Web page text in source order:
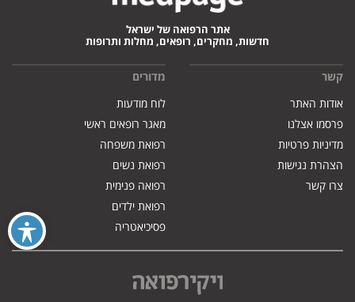
אתר הרפואה של ישראל
חדשות, מחקרים, רופאים, מחלות ותרופות
קשר
אודות האתר
פרסמו אצלנו
מדיניות פרטיות
הצהרת נגישות
צרו קשר
מדורים
לוח מודעות
מאגר רופאים ראשי
רפואת משפחה
רפואת נשים
רפואה פנימית
רפואת ילדים
פסיכיאטריה